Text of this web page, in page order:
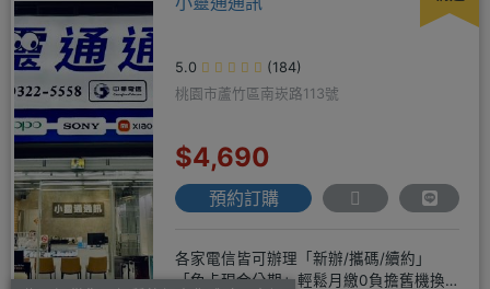
5.0
(184)
桃園市蘆竹區南崁路113號
$4,690
預約訂購
各家電信皆可辦理「新辦/攜碼/續約」
「免卡現金分期」輕鬆月繳0負擔舊機換